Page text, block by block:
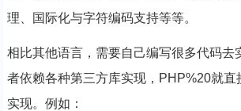
理、国际化与字符编码支持等等。
相比其他语言，需要自己编写很多代码去
者依赖各种第三方库实现，PHP%20就直
实现。例如：